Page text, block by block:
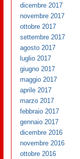
dicembre 2017
novembre 2017
ottobre 2017
settembre 2017
agosto 2017
luglio 2017
giugno 2017
maggio 2017
aprile 2017
marzo 2017
febbraio 2017
gennaio 2017
dicembre 2016
novembre 2016
ottobre 2016